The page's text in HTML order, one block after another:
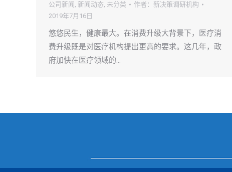
公司新闻 , 新闻动态, 未分类 作者： 新决策调研机构
2019年7月16日
悠悠民生，健康最大。在消费升级大背景下，医疗消
费升级既是对医疗机构提出更高的要求。这几年，政
府加快在医疗领域的…